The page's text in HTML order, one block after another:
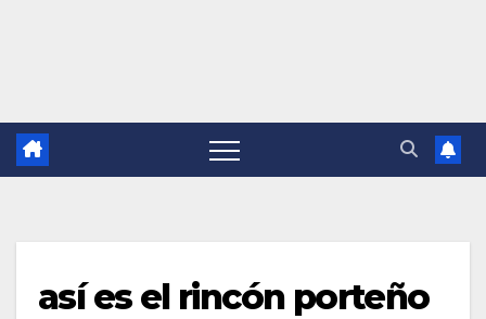
así es el rincón porteño